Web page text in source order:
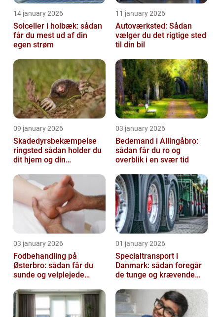
14 january 2026
Solceller i holbæk: sådan
får du mest ud af din
egen strøm
11 january 2026
Autoværksted: Sådan
vælger du det rigtige sted
til din bil
09 january 2026
Skadedyrsbekæmpelse
ringsted sådan holder du
dit hjem og din
gæster
03 january 2026
Bedemand i Allingåbro:
sådan får du ro og
overblik i en svær tid
03 january 2026
Fodbehandling på
Østerbro: sådan får du
sunde og velplejede
01 january 2026
Specialtransport i
Danmark: sådan foregår
de tunge og krævende